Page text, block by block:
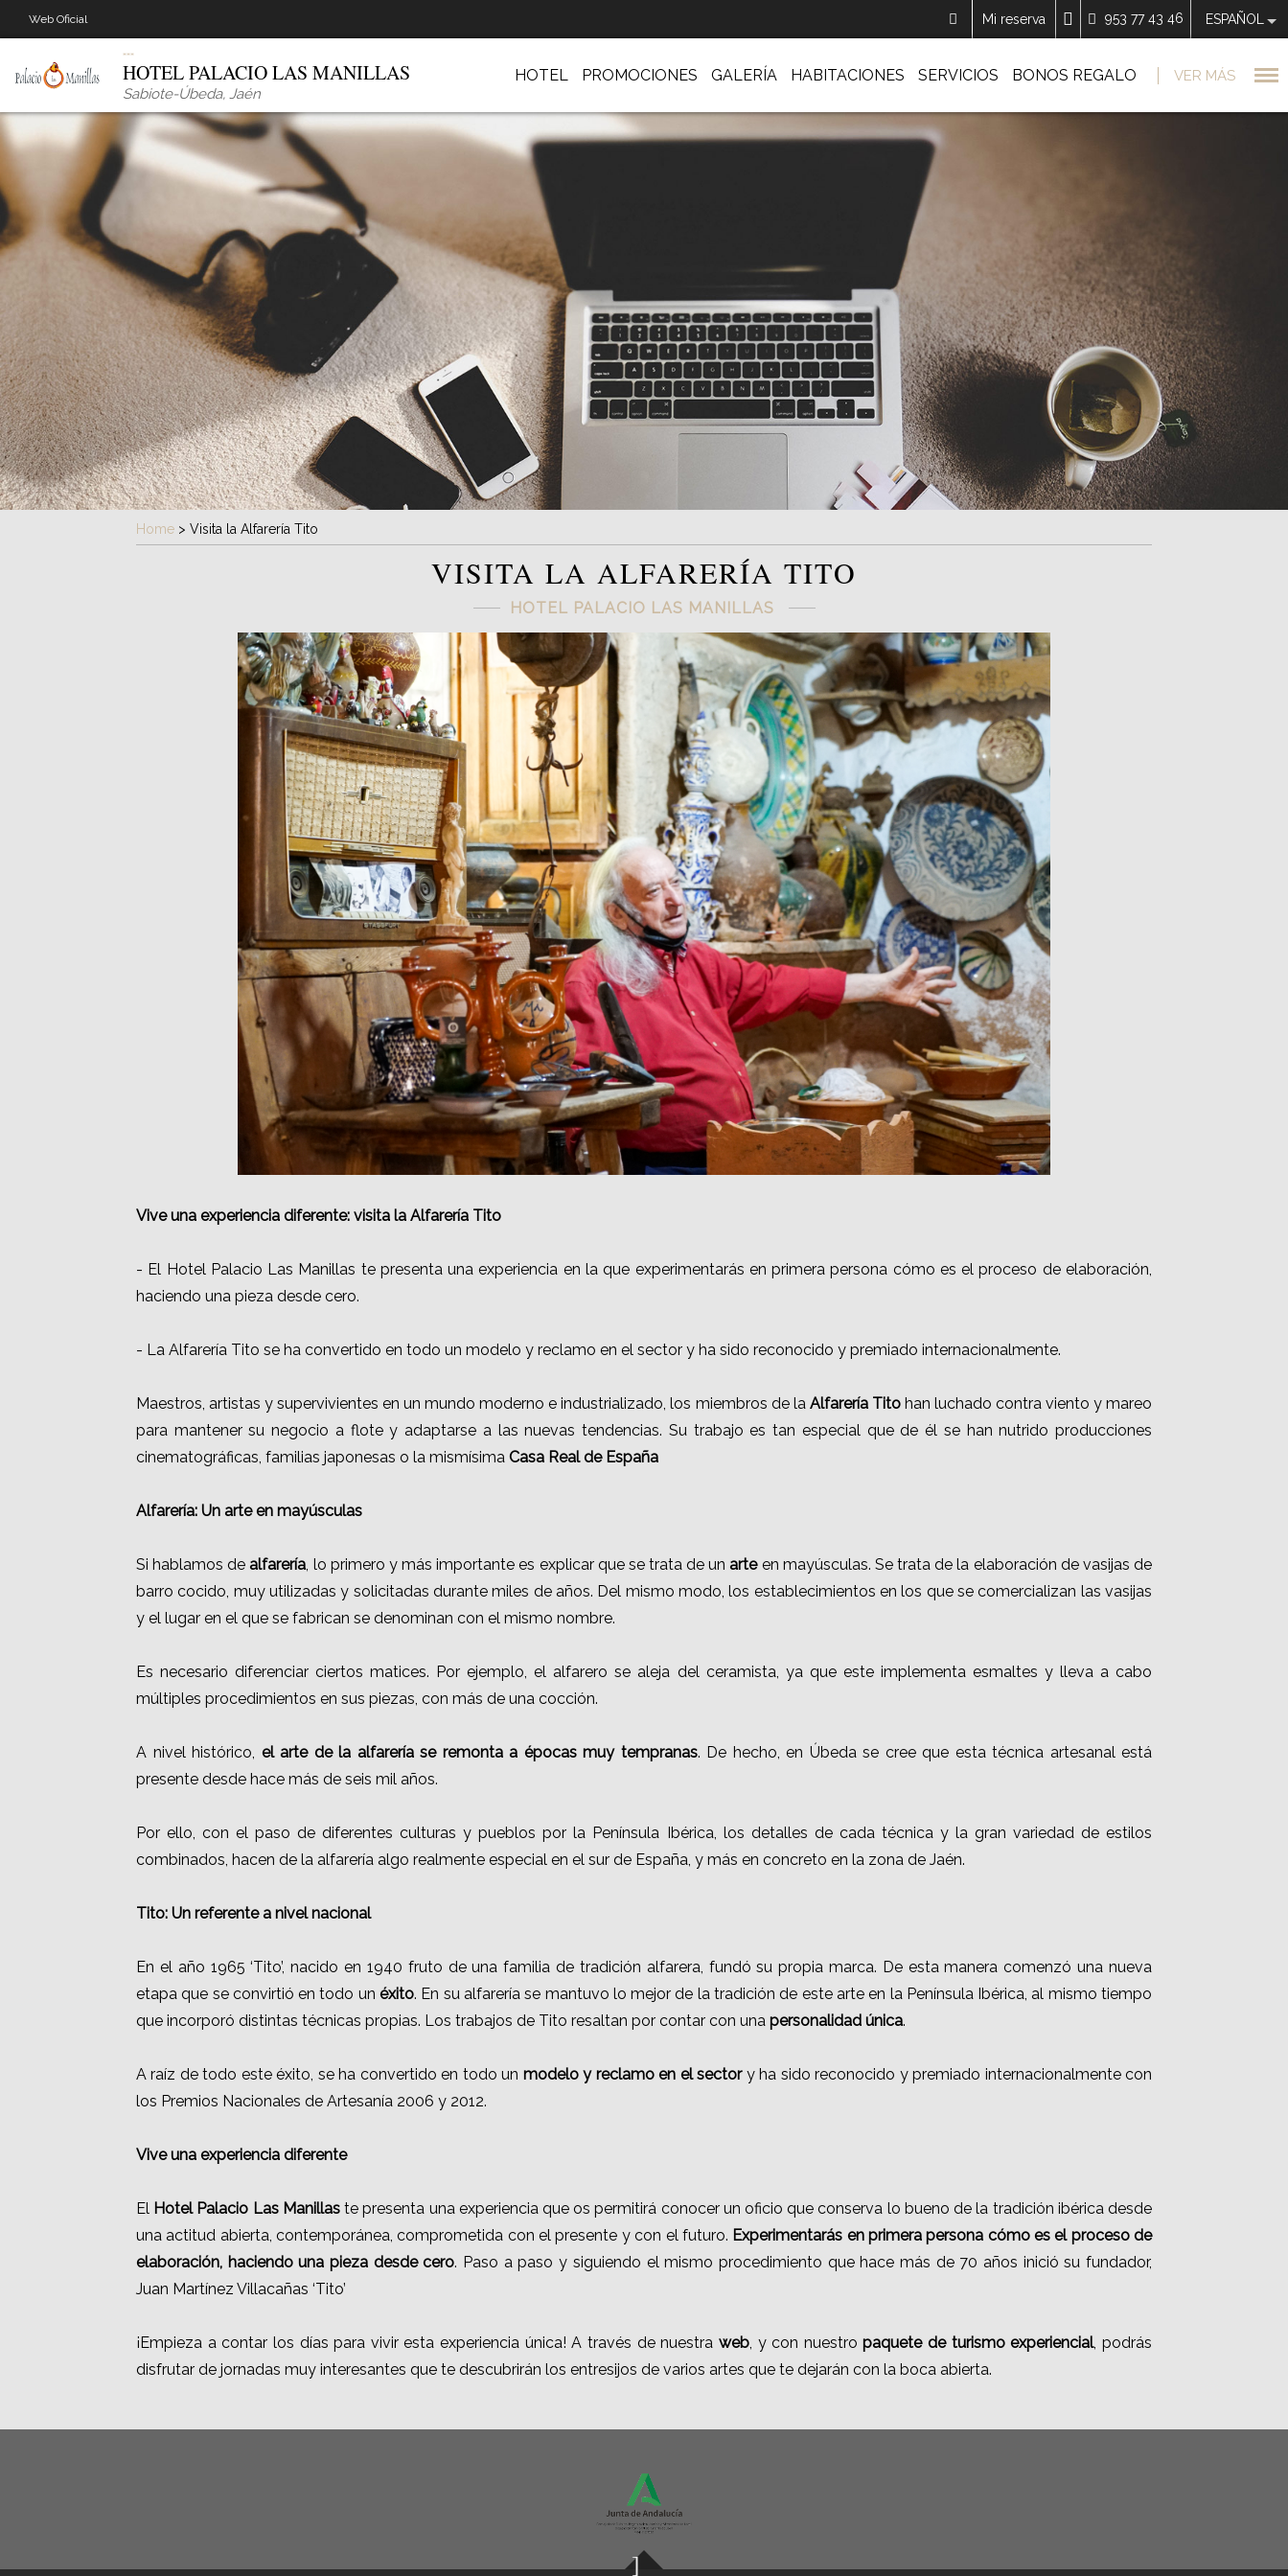
Web Oficial Mi reserva 953 77 43 46 ESPAÑOL
HOTEL PALACIO LAS MANILLAS
Sabiote-Úbeda,Jaén
HOTEL PROMOCIONES GALERÍA HABITACIONES SERVICIOS BONOS REGALO VER MÁS
Home > Visita la Alfarería Tito
VISITA LA ALFARERÍA TITO
HOTEL PALACIO LAS MANILLAS
Vive una experiencia diferente: visita la Alfarería Tito
- El Hotel Palacio Las Manillas te presenta una experiencia en la que experimentarás en primera persona cómo es el proceso de elaboración,
haciendo una pieza desde cero.
- La Alfarería Tito se ha convertido en todo un modelo y reclamo en el sector y ha sido reconocido y premiado internacionalmente.
Maestros, artistas y supervivientes en un mundo moderno e industrializado, los miembros de la Alfarería Titohan luchado contra viento y mareo
para mantener su negocio a flote y adaptarse a las nuevas tendencias. Su trabajo es tan especial que de él se han nutrido producciones
cinematográficas, familias japonesas o la mismísima Casa Real de España
Alfarería: Un arte en mayúsculas
Si hablamos de alfarería, lo primero y más importante es explicar que se trata de un arteen mayúsculas. Se trata de la elaboración de vasijas de
barro cocido, muy utilizadas y solicitadas durante miles de años. Del mismo modo, los establecimientos en los que se comercializan las vasijas
y el lugar en el que se fabrican se denominan con el mismo nombre.
Es necesario diferenciar ciertos matices. Por ejemplo, el alfarero se aleja del ceramista, ya que este implementa esmaltes y lleva a cabo
múltiples procedimientos en sus piezas, con más de una cocción.
A nivel histórico, el arte de la alfarería se remonta a épocas muy tempranas. De hecho, en Úbeda se cree que esta técnica artesanal está
presente desde hace más de seis mil años.
Por ello, con el paso de diferentes culturas y pueblos por la Península Ibérica, los detalles de cada técnica y la gran variedad de estilos
combinados, hacen de la alfarería algo realmente especial en el sur de España, y más en concreto en la zona de Jaén.
Tito: Un referente a nivel nacional
En el año 1965 ‘Tito’, nacido en 1940 fruto de una familia de tradición alfarera, fundó su propia marca. De esta manera comenzó una nueva
etapa que se convirtió en todo unéxito. En su alfarería se mantuvo lo mejor de la tradición de este arte en la Península Ibérica, al mismo tiempo
que incorporó distintas técnicas propias. Los trabajos de Tito resaltan por contar con una personalidad única.
A raíz de todo este éxito, se ha convertido en todo un modelo y reclamo en el sectory ha sido reconocido y premiado internacionalmente con
los Premios Nacionales de Artesanía 2006 y 2012.
Vive una experiencia diferente
El Hotel Palacio Las Manillaste presenta una experiencia que os permitirá conocer un oficio que conserva lo bueno de la tradición ibérica desde
una actitud abierta, contemporánea, comprometida con el presente y con el futuro. Experimentarás en primera persona cómo es el proceso de
elaboración, haciendo una pieza desde cero. Paso a paso y siguiendo el mismo procedimiento que hace más de 70 años inició su fundador,
Juan Martínez Villacañas ‘Tito’
¡Empieza a contar los días para vivir esta experiencia única! A través de nuestra web, y con nuestropaquete de turismo experiencial, podrás
disfrutar de jornadas muy interesantes que te descubrirán los entresijos de varios artes que te dejarán con la boca abierta.